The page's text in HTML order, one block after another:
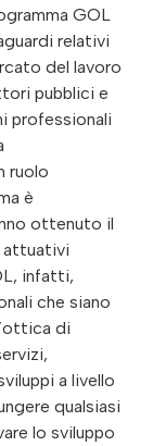
GOL
relativi
del lavoro
pubblici e
professionali
ruolo
è
ottenuto il
attuativi
infatti,
che siano
di
a livello
qualsiasi
lo sviluppo